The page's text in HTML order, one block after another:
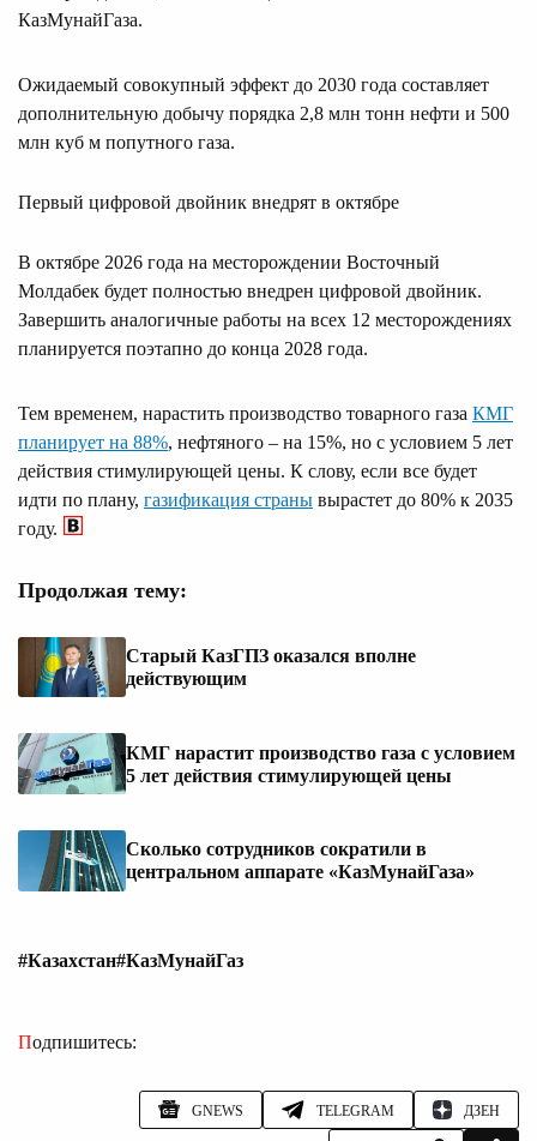
КазМунайГаза.
Ожидаемый совокупный эффект до 2030 года составляет
дополнительную добычу порядка 2,8 млн тонн нефти и 500
млн куб м попутного газа.
Первый цифровой двойник внедрят в октябре
В октябре 2026 года на месторождении Восточный
Молдабек будет полностью внедрен цифровой двойник.
Завершить аналогичные работы на всех 12 месторождениях
планируется поэтапно до конца 2028 года.
Тем временем, нарастить производство товарного газа КМГ
планирует на 88%, нефтяного – на 15%, но с условием 5 лет
действия стимулирующей цены. К слову, если все будет
идти по плану, газификация страны вырастет до 80% к 2035
году.
Продолжая тему:
Старый КазГПЗ оказался вполне
действующим
КМГ нарастит производство газа с условием
5 лет действия стимулирующей цены
Сколько сотрудников сократили в
центральном аппарате «КазМунайГаза»
#Казахстан#КазМунайГаз
Подпишитесь:
GNEWS TELEGRAM ДЗЕН